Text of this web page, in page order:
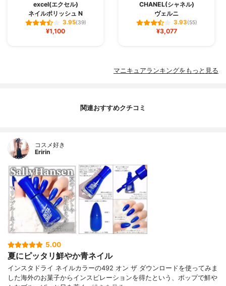
excel(エクセル)
ネイルポリッシュ N
3.95(39)
¥1,100
CHANEL(シャネル)
ヴェルニ
3.93(55)
¥3,077
マニキュアランキングをもっと見る
関連おすすめクチコミ
コスメ好き
Eririn
5.00
夏にピッタリ鮮やか青ネイル
インスタドライ ネイルカラーの492 オン ザ ダウンロードを使ってみま
した海外のお菓子からインスピレーションを得たという、ポップで鮮や